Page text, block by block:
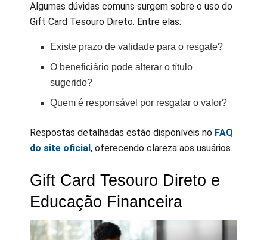
Algumas dúvidas comuns surgem sobre o uso do
Gift Card Tesouro Direto. Entre elas:
Existe prazo de validade para o resgate?
O beneficiário pode alterar o título
sugerido?
Quem é responsável por resgatar o valor?
Respostas detalhadas estão disponíveis no FAQ
do site oficial, oferecendo clareza aos usuários.
Gift Card Tesouro Direto e
Educação Financeira